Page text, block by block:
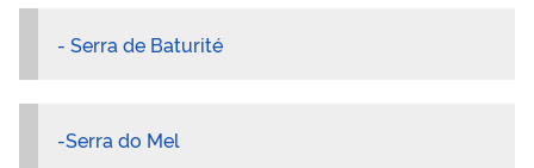
- Serra de Baturité
-Serra do Mel